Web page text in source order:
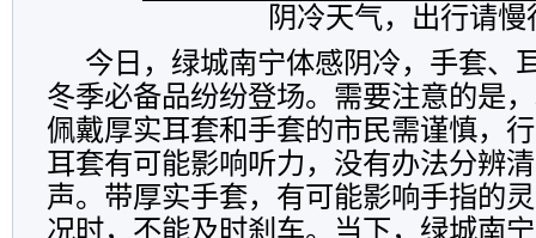
阴冷天气，出行请慢
今日，绿城南宁体感阴冷，手套、
冬季必备品纷纷登场。需要注意的是
佩戴厚实耳套和手套的市民需谨慎，
耳套有可能影响听力，没有办法分辨
声。带厚实手套，有可能影响手指的
况时，不能及时刹车。当下，绿城南